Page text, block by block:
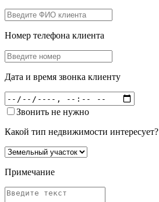
Номер телефона клиента
Дата и время звонка клиенту
Звонить не нужно
Какой тип недвижимости интересует?
Примечание